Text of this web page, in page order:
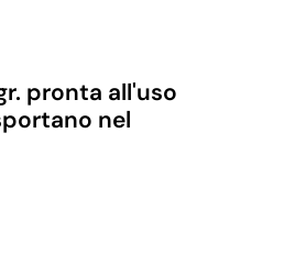
Tovaglie
Tovaglioli
pronta all'uso
nel